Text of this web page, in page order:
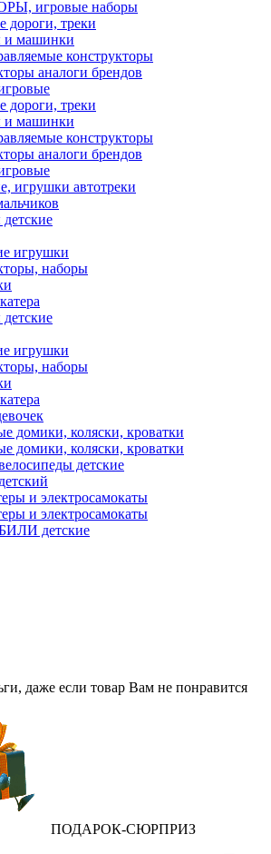
игровые наборы
дороги, треки
машинки
конструкторы
аналоги брендов
дороги, треки
машинки
конструкторы
аналоги брендов
игрушки автотреки
игрушки
наборы
игрушки
наборы
домики, коляски, кроватки
домики, коляски, кроватки
детские
и электросамокаты
и электросамокаты
детские
даже если товар Вам не понравится
ПОДАРОК‐СЮРПРИЗ